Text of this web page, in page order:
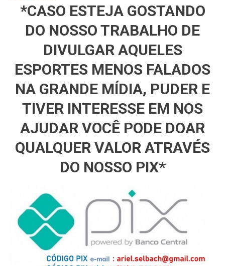
*CASO ESTEJA GOSTANDO
DO NOSSO TRABALHO DE
DIVULGAR AQUELES
ESPORTES MENOS FALADOS
NA GRANDE MÍDIA, PUDER E
TIVER INTERESSE EM NOS
AJUDAR VOCÊ PODE DOAR
QUALQUER VALOR ATRAVÉS
DO NOSSO PIX*